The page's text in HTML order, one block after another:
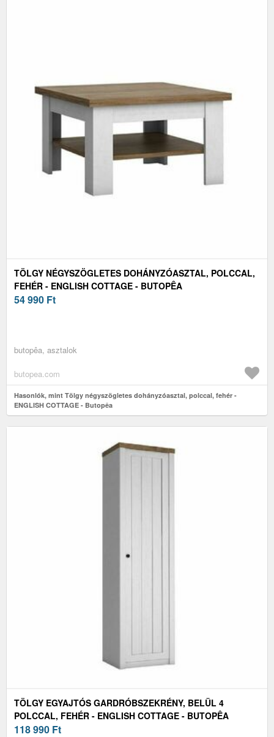
TÖLGY NÉGYSZÖGLETES DOHÁNYZÓASZTAL, POLCCAL,
FEHÉR - ENGLISH COTTAGE - BUTOPÊA
54 990 Ft
butopêa, asztalok
butopea.com
Hasonlók, mint Tölgy négyszögletes dohányzóasztal, polccal, fehér -
ENGLISH COTTAGE - Butopêa
TÖLGY EGYAJTÓS GARDRÓBSZEKRÉNY, BELÜL 4
POLCCAL, FEHÉR - ENGLISH COTTAGE - BUTOPÊA
118 990 Ft